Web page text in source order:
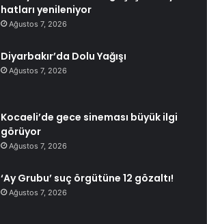
hatları yenileniyor
Ağustos 7, 2026
Diyarbakır’da Dolu Yağışı
Ağustos 7, 2026
Kocaeli’de gece sineması büyük ilgi
görüyor
Ağustos 7, 2026
‘Ay Grubu’ suç örgütüne 12 gözaltı!
Ağustos 7, 2026